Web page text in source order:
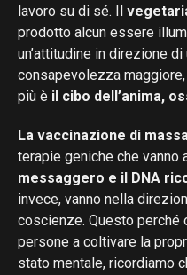
lavoro su di sé. Il
prodotto alcun essere
un’attitudine in direzione
consapevolezza
più è il cibo dell’anima,
La vaccinazione di
terapie geniche che vanno
messaggero e il DNA
invece, vanno nella
coscienze. Questo
persone a coltivare la
stato mentale, ricordiamo